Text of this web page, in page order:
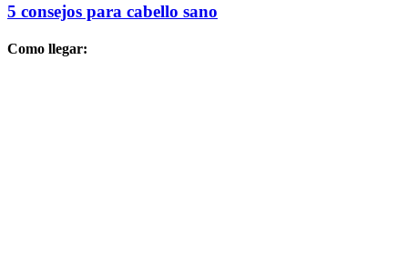
5 consejos para cabello sano
Como llegar: